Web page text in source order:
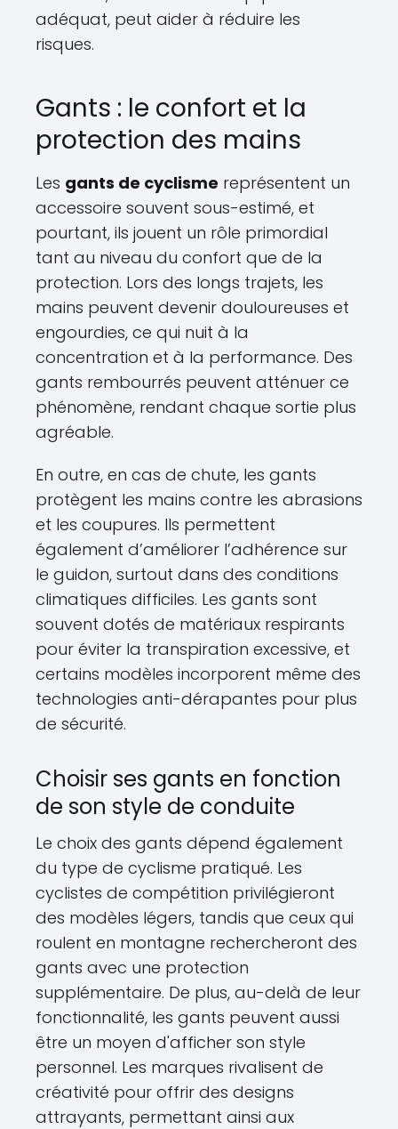
adéquat, peut aider à réduire les
risques.
Gants : le confort et la
protection des mains
Les gants de cyclisme représentent un
accessoire souvent sous-estimé, et
pourtant, ils jouent un rôle primordial
tant au niveau du confort que de la
protection. Lors des longs trajets, les
mains peuvent devenir douloureuses et
engourdies, ce qui nuit à la
concentration et à la performance. Des
gants rembourrés peuvent atténuer ce
phénomène, rendant chaque sortie plus
agréable.
En outre, en cas de chute, les gants
protègent les mains contre les abrasions
et les coupures. Ils permettent
également d’améliorer l’adhérence sur
le guidon, surtout dans des conditions
climatiques difficiles. Les gants sont
souvent dotés de matériaux respirants
pour éviter la transpiration excessive, et
certains modèles incorporent même des
technologies anti-dérapantes pour plus
de sécurité.
Choisir ses gants en fonction
de son style de conduite
Le choix des gants dépend également
du type de cyclisme pratiqué. Les
cyclistes de compétition privilégieront
des modèles légers, tandis que ceux qui
roulent en montagne rechercheront des
gants avec une protection
supplémentaire. De plus, au-delà de leur
fonctionnalité, les gants peuvent aussi
être un moyen d'afficher son style
personnel. Les marques rivalisent de
créativité pour offrir des designs
attrayants, permettant ainsi aux